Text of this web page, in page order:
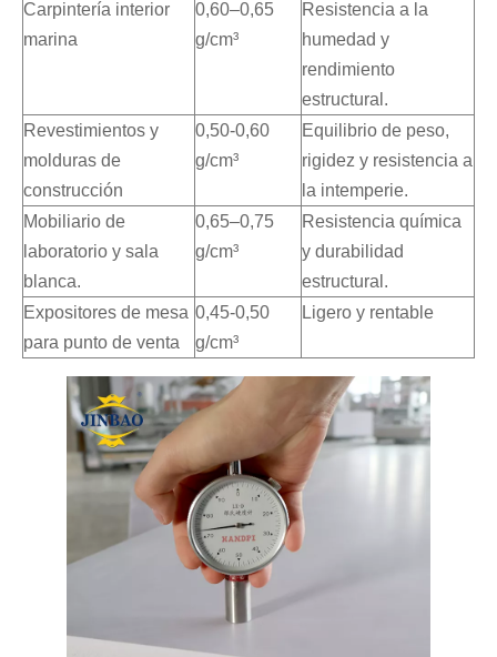
Carpintería interior
marina
0,60–0,65
g/cm³
Resistencia a la
humedad y
rendimiento
estructural.
Revestimientos y
molduras de
construcción
0,50-0,60
g/cm³
Equilibrio de peso,
rigidez y resistencia a
la intemperie.
Mobiliario de
laboratorio y sala
blanca.
0,65–0,75
g/cm³
Resistencia química
y durabilidad
estructural.
Expositores de mesa
para punto de venta
0,45-0,50
g/cm³
Ligero y rentable